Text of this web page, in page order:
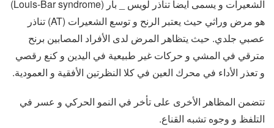
الشعيرات و يسمى ايضا تناذر لويس _ بار (Louis-Bar syndrome)
هو مرض وراثي حيث يعتبر الرنح و توسع الشعيرات (AT) تناذر
عصبي جلدي. حيث يتظاهر المرض لدى الأفراد المصابين برنح
مترقي في المشي و حركات غير طبيعية في اليدين و كنع رقصي
و تعذر الأداء في محرك العين في كلا النظرتين الأفقية و العمودية.
تتضمن المظاهر الأخرى على تأخر في النمو الحركي و عسر في
التلفظ و وجوه تشبه القناع.